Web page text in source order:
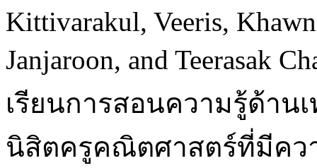
Kittivarakul, Veeris,
Janjaroon, and Teerasak
เรียนการสอนความรู้ด้าน
นิสิตครูคณิตศาสตร์ที่มีคว